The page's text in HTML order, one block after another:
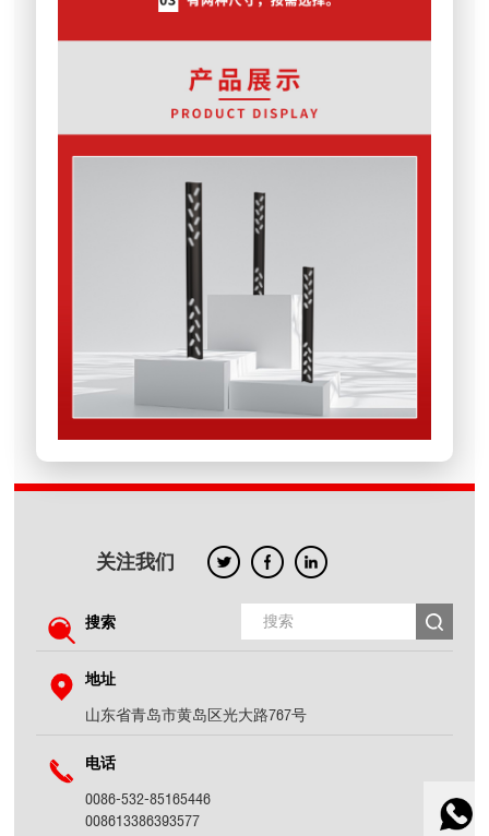
关注我们
搜索
地址
山东省青岛市黄岛区光大路767号
电话
0086-532-85165446
008613386393577